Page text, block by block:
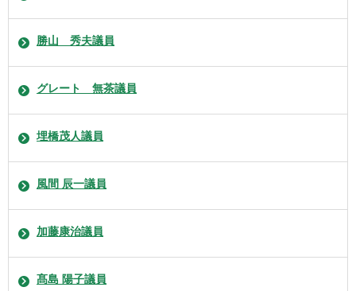
勝山 秀夫議員
グレート 無茶議員
埋橋茂人議員
風間 辰一議員
加藤康治議員
髙島 陽子議員